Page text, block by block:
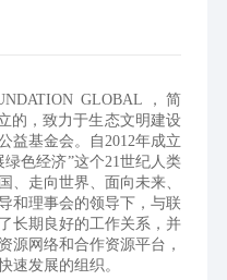
GLOBAL，简
的，致力于生态文明建设
益基金会。自2012年成立
色经济”这个21世纪人类
、走向世界、面向未来、
和理事会的领导下，与联
长期良好的工作关系，并
源网络和合作资源平台，
速发展的组织。